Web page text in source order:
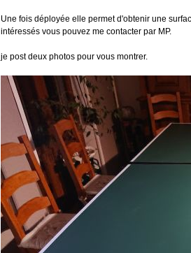
Une fois déployée elle permet d'obtenir une
intéressés vous pouvez me contacter par MP.
je post deux photos pour vous montrer.